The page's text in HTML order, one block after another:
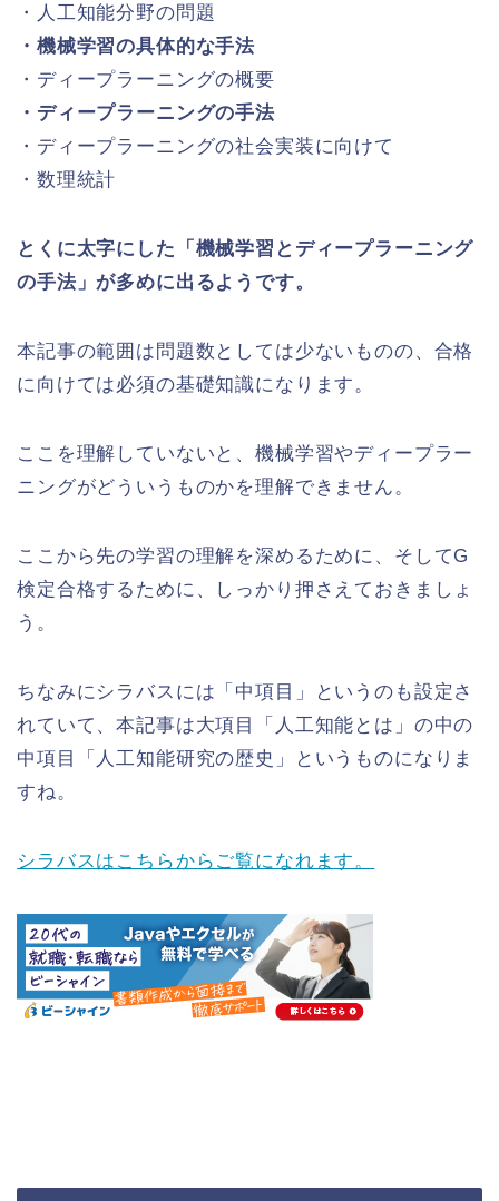
・人工知能分野の問題
・機械学習の具体的な手法
・ディープラーニングの概要
・ディープラーニングの手法
・ディープラーニングの社会実装に向けて
・数理統計
とくに太字にした「機械学習とディープラーニング
の手法」が多めに出るようです。
本記事の範囲は問題数としては少ないものの、合格
に向けては必須の基礎知識になります。
ここを理解していないと、機械学習やディープラー
ニングがどういうものかを理解できません。
ここから先の学習の理解を深めるために、そしてG
検定合格するために、しっかり押さえておきましょ
う。
ちなみにシラバスには「中項目」というのも設定さ
れていて、本記事は大項目「人工知能とは」の中の
中項目「人工知能研究の歴史」というものになりま
すね。
シラバスはこちらからご覧になれます。